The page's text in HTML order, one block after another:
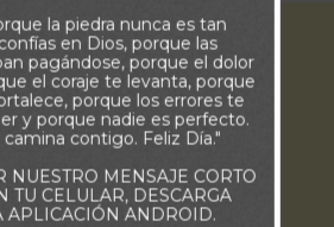
la piedra nunca es tan
en Dios, porque las
pagándose, porque el dolor
el coraje te levanta, porque
porque los errores te
y porque nadie es perfecto.
camina contigo. Feliz Día."
NUESTRO MENSAJE CORTO
TU CELULAR, DESCARGA
APLICACIÓN ANDROID.